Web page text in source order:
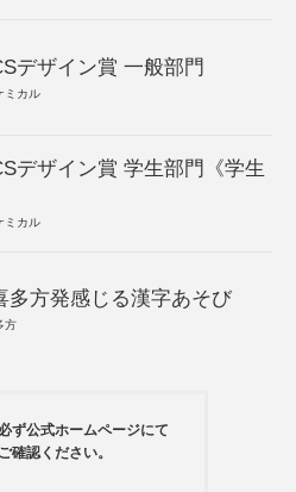
デザイン賞 一般部門
ミカル
デザイン賞 学生部門《学生
ミカル
多方発感じる漢字あそび
方
ず公式ホームページにて
確認ください。